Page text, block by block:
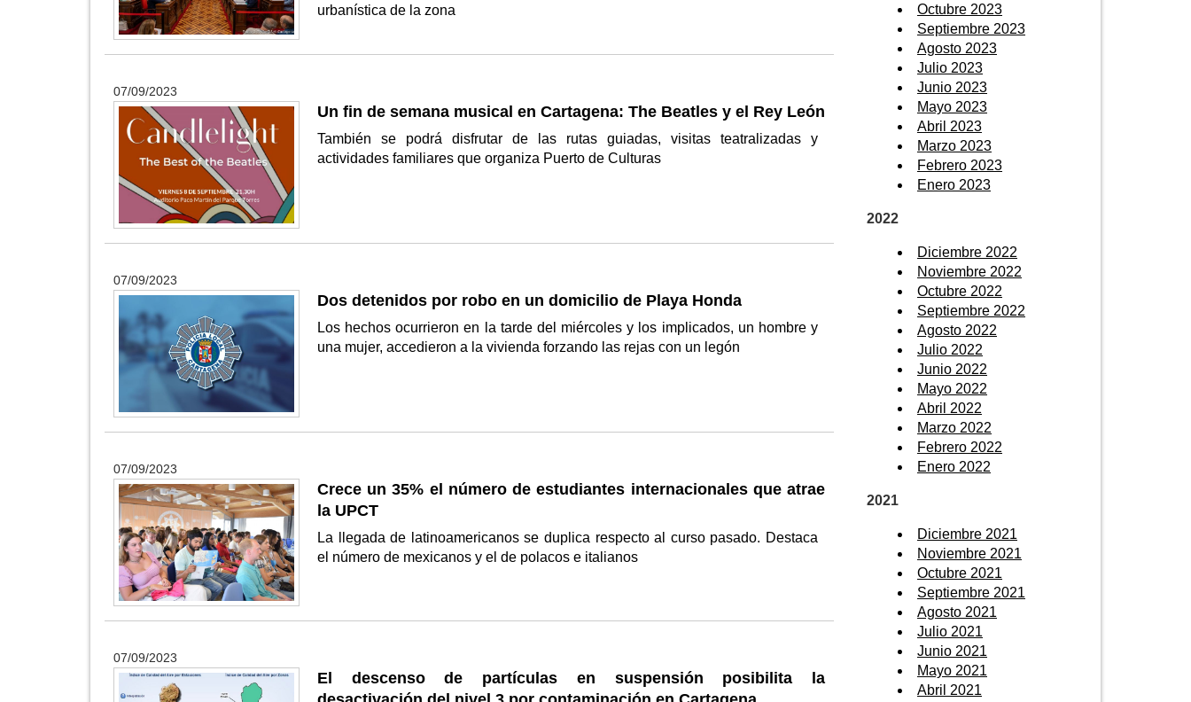
urbanística de la zona
07/09/2023
Un fin de semana musical en Cartagena: The Beatles y el Rey León
También se podrá disfrutar de las rutas guiadas, visitas teatralizadas y
actividades familiares que organiza Puerto de Culturas
07/09/2023
Dos detenidos por robo en un domicilio de Playa Honda
Los hechos ocurrieron en la tarde del miércoles y los implicados, un hombre y
una mujer, accedieron a la vivienda forzando las rejas con un legón
07/09/2023
Crece un 35% el número de estudiantes internacionales que atrae
la UPCT
La llegada de latinoamericanos se duplica respecto al curso pasado. Destaca
el número de mexicanos y el de polacos e italianos
07/09/2023
El descenso de partículas en suspensión posibilita la
Octubre 2023
Septiembre 2023
Agosto 2023
Julio 2023
Junio 2023
Mayo 2023
Abril 2023
Marzo 2023
Febrero 2023
Enero 2023
2022
Diciembre 2022
Noviembre 2022
Octubre 2022
Septiembre 2022
Agosto 2022
Julio 2022
Junio 2022
Mayo 2022
Abril 2022
Marzo 2022
Febrero 2022
Enero 2022
2021
Diciembre 2021
Noviembre 2021
Octubre 2021
Septiembre 2021
Agosto 2021
Julio 2021
Junio 2021
Mayo 2021
Abril 2021